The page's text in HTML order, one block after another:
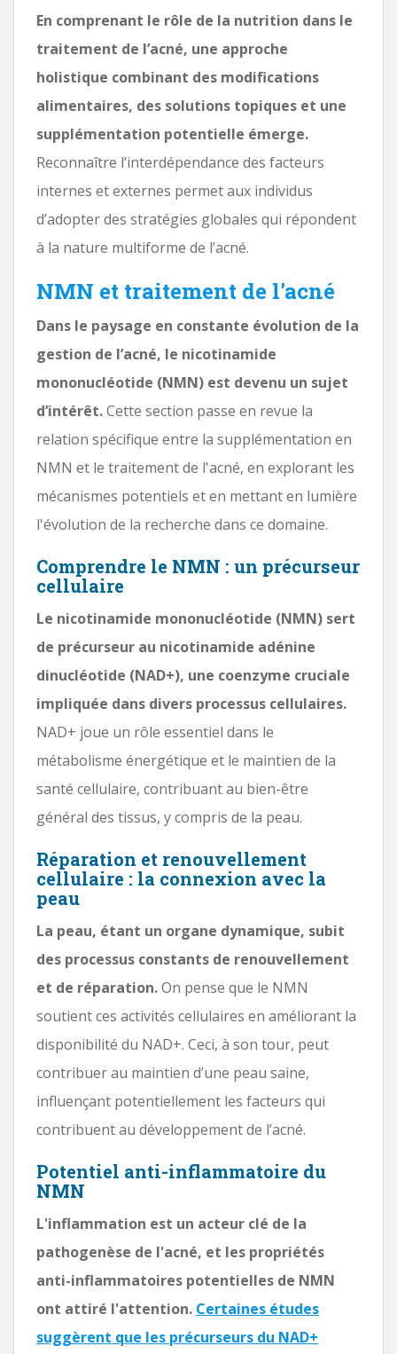
En comprenant le rôle de la nutrition dans le
traitement de l’acné, une approche
holistique combinant des modifications
alimentaires, des solutions topiques et une
supplémentation potentielle émerge.
Reconnaître l’interdépendance des facteurs
internes et externes permet aux individus
d’adopter des stratégies globales qui répondent
à la nature multiforme de l’acné.
NMN et traitement de l'acné
Dans le paysage en constante évolution de la
gestion de l’acné, le nicotinamide
mononucléotide (NMN) est devenu un sujet
d’intérêt.Cette section passe en revue la
relation spécifique entre la supplémentation en
NMN et le traitement de l'acné, en explorant les
mécanismes potentiels et en mettant en lumière
l'évolution de la recherche dans ce domaine.
Comprendre le NMN : un précurseur
cellulaire
Le nicotinamide mononucléotide (NMN) sert
de précurseur au nicotinamide adénine
dinucléotide (NAD+), une coenzyme cruciale
impliquée dans divers processus cellulaires.
NAD+ joue un rôle essentiel dans le
métabolisme énergétique et le maintien de la
santé cellulaire, contribuant au bien-être
général des tissus, y compris de la peau.
Réparation et renouvellement
cellulaire : la connexion avec la
peau
La peau, étant un organe dynamique, subit
des processus constants de renouvellement
et de réparation.On pense que le NMN
soutient ces activités cellulaires en améliorant la
disponibilité du NAD+. Ceci, à son tour, peut
contribuer au maintien d’une peau saine,
influençant potentiellement les facteurs qui
contribuent au développement de l’acné.
Potentiel anti-inflammatoire du
NMN
L'inflammation est un acteur clé de la
pathogenèse de l'acné, et les propriétés
anti-inflammatoires potentielles de NMN
ont attiré l'attention. Certaines études
suggèrent que les précurseurs du NAD+